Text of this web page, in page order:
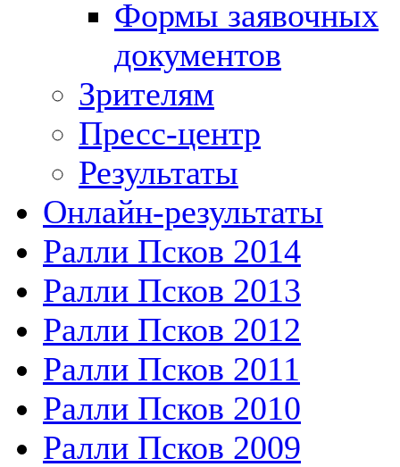
Формы заявочных
документов
Зрителям
Пресс-центр
Результаты
Онлайн-результаты
Ралли Псков 2014
Ралли Псков 2013
Ралли Псков 2012
Ралли Псков 2011
Ралли Псков 2010
Ралли Псков 2009